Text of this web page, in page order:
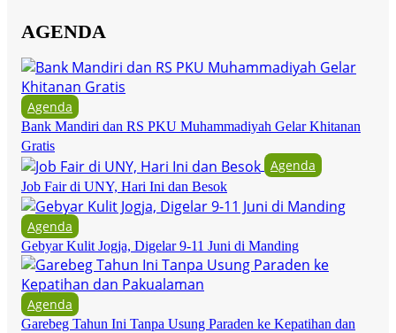
AGENDA
Agenda
Bank Mandiri dan RS PKU Muhammadiyah Gelar Khitanan
Gratis
Agenda
Job Fair di UNY, Hari Ini dan Besok
Agenda
Gebyar Kulit Jogja, Digelar 9-11 Juni di Manding
Agenda
Garebeg Tahun Ini Tanpa Usung Paraden ke Kepatihan dan